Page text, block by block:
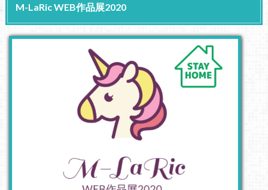
M-LaRic WEB作品展2020